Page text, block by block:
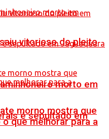
morto em
é sepultado em
vitorioso do pleito
morno mostra que
que melhorar para a